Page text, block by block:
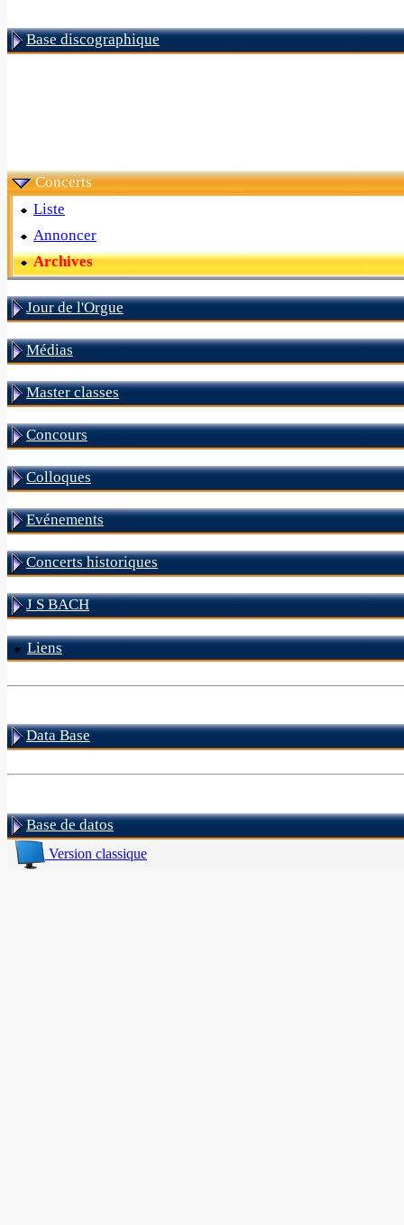
Base discographique
Concerts
Liste
Annoncer
Archives
Jour de l'Orgue
Médias
Master classes
Concours
Colloques
Evénements
Concerts historiques
J S BACH
Liens
Data Base
Base de datos
Version classique